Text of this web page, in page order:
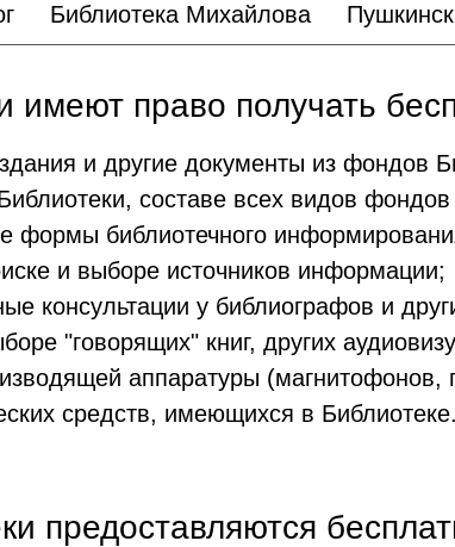
Библиотека Михайлова
имеют право получать
и другие документы из фондов
составе всех видов фондов
формы библиотечного
и выборе источников информации;
консультации у библиографов и
"говорящих" книг, других
аппаратуры (магнитофонов,
средств, имеющихся в Библиотеке.
предоставляются